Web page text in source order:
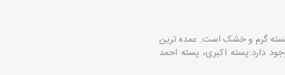
پسته گرم و خشک است. عمده ترین
دارد:پسته اکبری، پسته احمد